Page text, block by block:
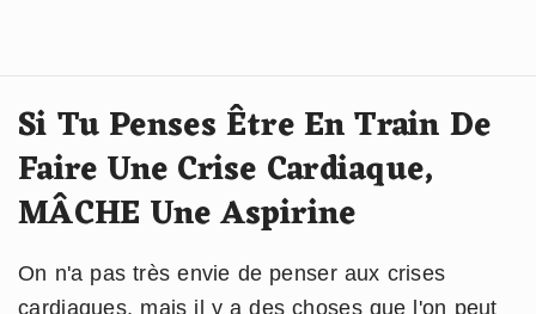
Si Tu Penses Être En Train De
Faire Une Crise Cardiaque,
MÂCHE Une Aspirine
On n'a pas très envie de penser aux crises
cardiaques, mais il y a des choses que l'on peut